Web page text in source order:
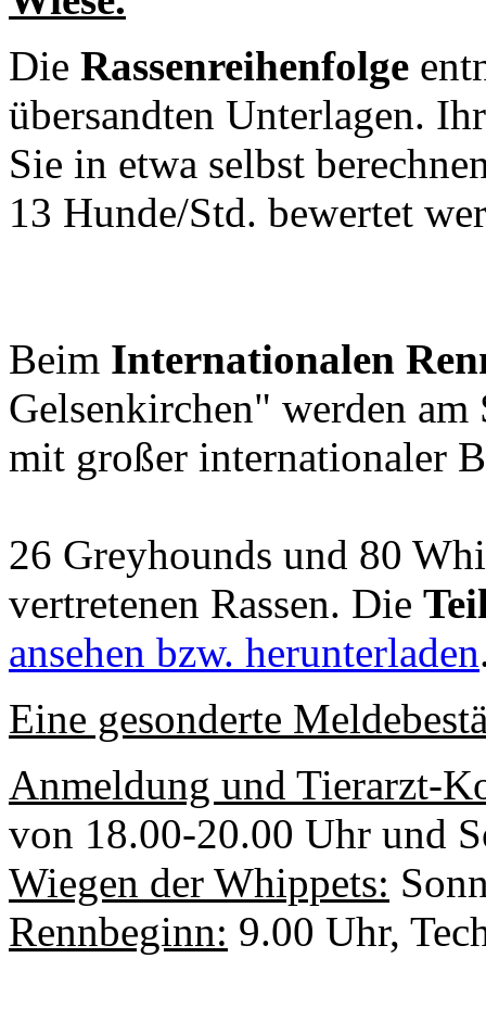
Die Rassenreihenfolge
übersandten Unterlagen.
Sie in etwa selbst
13 Hunde/Std. bewertet
Beim Internationalen
Gelsenkirchen" werden
mit großer internationaler
26 Greyhounds und 80
vertretenen Rassen. Die
ansehen bzw. herunterladen
Eine gesonderte
Anmeldung und Tierarzt-
von 18.00-20.00 Uhr und
Wiegen der Whippets:
Rennbeginn: 9.00 Uhr,